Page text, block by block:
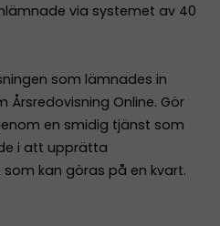
via systemet av 40
som lämnades in
Årsredovisning Online. Gör
en smidig tjänst som
i att upprätta
kan göras på en kvart.